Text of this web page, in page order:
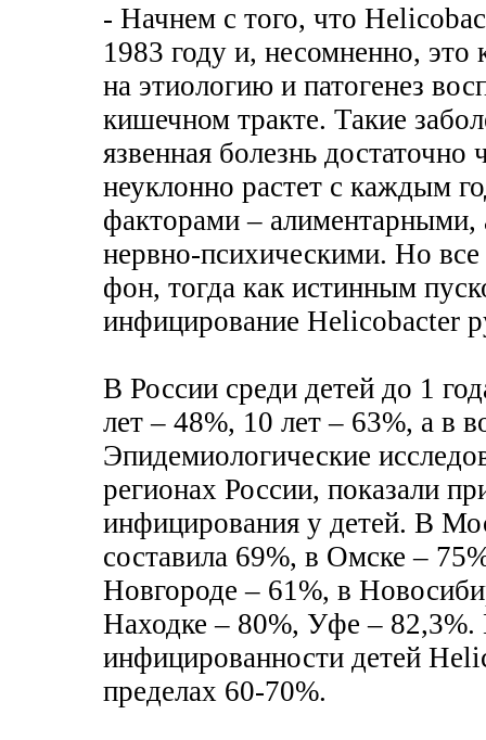
- Начнем с того, что
1983 году и, несомненно, это
на этиологию и патогенез
кишечном тракте. Такие
язвенная болезнь
неуклонно растет с каждым
факторами –
нервно-психическими. Но
фон, тогда как истинным
инфицирование Helicobacter
В России среди детей до 1
лет – 48%, 10 лет – 63%, а в
Эпидемиологические
регионах России, показали
инфицирования у детей. В
составила 69%, в Омске –
Новгороде – 61%, в
Находке – 80%, Уфе – 82,3%.
инфицированности детей
пределах 60-70%.